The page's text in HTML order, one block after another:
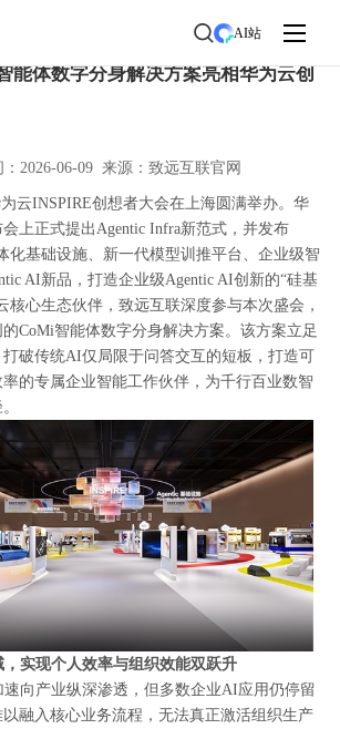
AI站
心
能体数字分身解决方案亮相华为云创
2026-06-09 来源：致远互联官网
云INSPIRE创想者大会在上海圆满举办。华
上正式提出Agentic Infra新范式，并发布
化基础设施、新一代模型训推平台、企业级智
AI新品，打造企业级Agentic AI创新的“硅基
核心生态伙伴，致远互联深度参与本次盛会，
CoMi智能体数字分身解决方案。该方案立足
破传统AI仅局限于问答交互的短板，打造可
的专属企业智能工作伙伴，为千行百业数智
实现个人效率与组织效能双跃升
向产业纵深渗透，但多数企业AI应用仍停留
融入核心业务流程，无法真正激活组织生产